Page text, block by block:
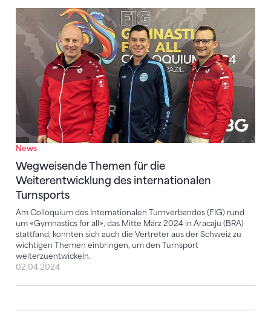
News
Wegweisende Themen für die
Weiterentwicklung des internationalen
Turnsports
Am Colloquium des Internationalen Turnverbandes (FIG) rund
um «Gymnastics for all», das Mitte März 2024 in Aracaju (BRA)
stattfand, konnten sich auch die Vertreter aus der Schweiz zu
wichtigen Themen einbringen, um den Turnsport
weiterzuentwickeln.
Wegweisende Themen für die Weiterentwicklung
02.04.2024